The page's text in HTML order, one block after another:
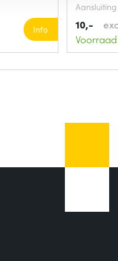
Info 10,-
Voorraad